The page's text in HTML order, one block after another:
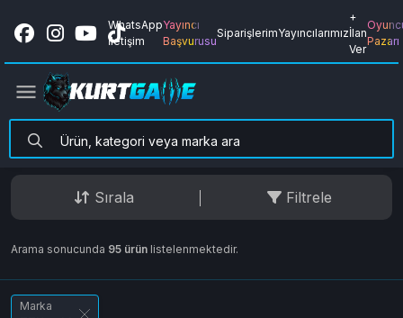
WhatsApp
İletişim
Yayıncı
Başvurusu
SiparişlerimYayıncılarımız
+
İlan
Ver
Pazarı
Sırala Filtrele
Arama sonucunda 95 ürün listelenmektedir.
Marka